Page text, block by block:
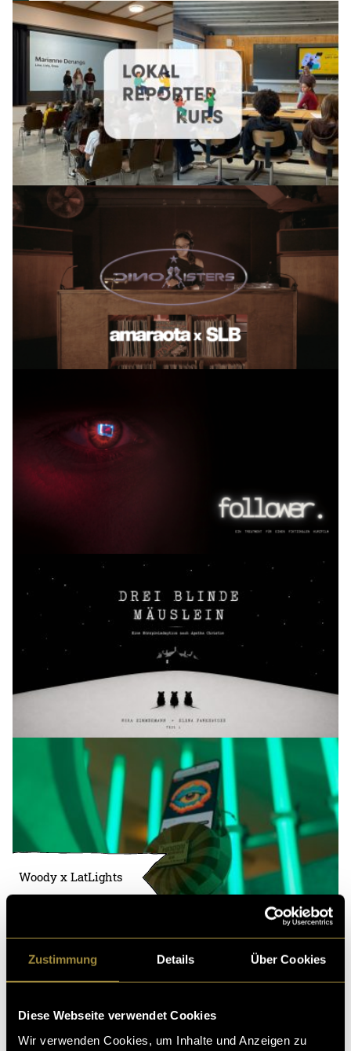
Zustimmung Details Über Cookies
Diese Webseite verwendet Cookies
Wir verwenden Cookies, um Inhalte und Anzeigen zu
Woody x LatLights